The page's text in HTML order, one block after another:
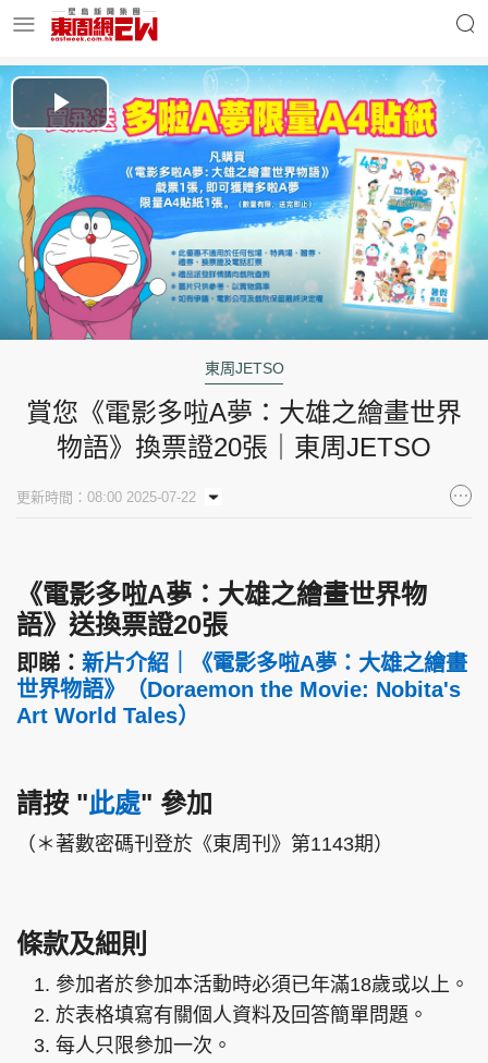
明星名人 時事財經
東周Ladies 優享生活
東周食玩通 會員活動
玄學靈異 東周專欄
東周刊 cazbuyer
頭條日報 星島環球 The Standard
親子王 Oh!爸媽 JobMarket
Play
Video
東周JETSO
賞您《電影多啦A夢：大雄之繪畫世界
物語》換票證20張｜東周JETSO
更新時間：08:00 2025-07-22
《電影多啦A夢：大雄之繪畫世界物
語》送換票證20張
即睇： 新片介紹｜《電影多啦A夢：大雄之繪畫
世界物語》（Doraemon the Movie: Nobita's
Art World Tales）
請按 "此處" 參加
（＊著數密碼刊登於《東周刊》第1143期）
條款及細則
參加者於參加本活動時必須已年滿18歲或以上。
於表格填寫有關個人資料及回答簡單問題。
每人只限參加一次。